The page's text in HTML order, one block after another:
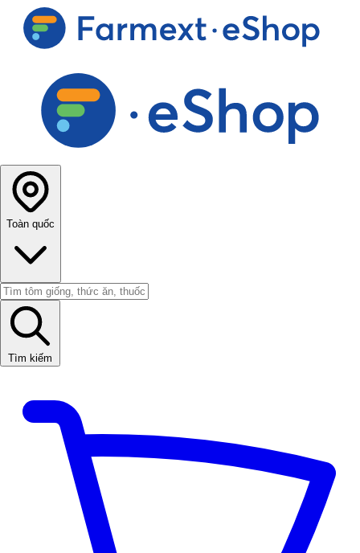
Toàn quốc
Tìm kiếm